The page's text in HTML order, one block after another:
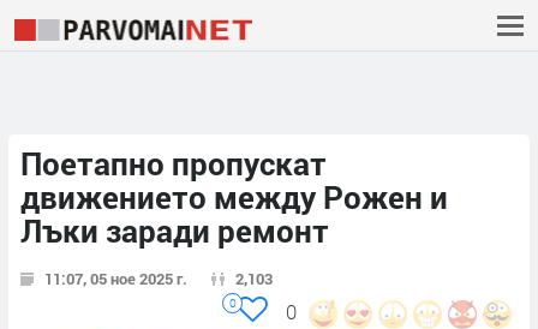
Поетапно пропускат
движението между Рожен и
Лъки заради ремонт
11:07, 05 ное 2025 г. 2,103
0
0